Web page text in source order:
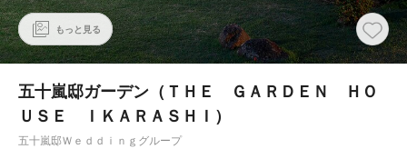
もっと見る
五十嵐邸ガーデン（ＴＨＥ ＧＡＲＤＥＮ ＨＯ
ＵＳＥ ＩＫＡＲＡＳＨＩ）
五十嵐邸Ｗｅｄｄｉｎｇグループ